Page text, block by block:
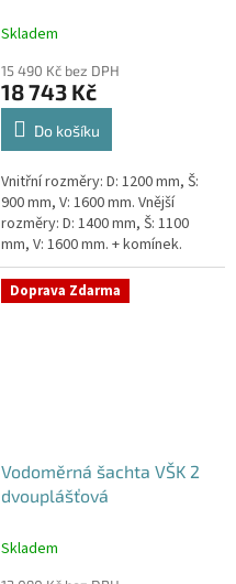
Skladem
15 490 Kč bez DPH
18 743 Kč
Do košíku
Vnitřní rozměry: D: 1200 mm, Š:
900 mm, V: 1600 mm. Vnější
rozměry: D: 1400 mm, Š: 1100
mm, V: 1600 mm. + komínek.
Vodoměrná šachta k
obetonování - pojízdná i pod...
Doprava Zdarma
Vodoměrná šachta VŠK 2
dvouplášťová
Skladem